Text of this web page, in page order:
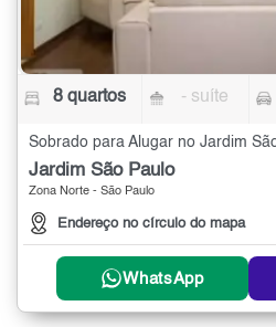
8 quartos - suíte
Jardim São Paulo
Zona Norte - São Paulo
Endereço no círculo do mapa
WhatsApp